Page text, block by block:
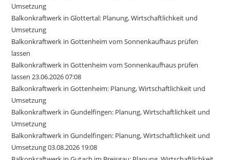
Umsetzung
Balkonkraftwerk in Glottertal: Planung, Wirtschaftlichkeit und
Umsetzung
Balkonkraftwerk in Gottenheim vom Sonnenkaufhaus prüfen
lassen
Balkonkraftwerk in Gottenheim vom Sonnenkaufhaus prüfen
lassen 23.06.2026 07:08
Balkonkraftwerk in Gottenheim: Planung, Wirtschaftlichkeit und
Umsetzung
Balkonkraftwerk in Gundelfingen: Planung, Wirtschaftlichkeit und
Umsetzung
Balkonkraftwerk in Gundelfingen: Planung, Wirtschaftlichkeit und
Umsetzung 03.08.2026 19:08